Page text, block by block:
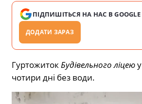
ПІДПИШІТЬСЯ НА НАС В GOOGLE
ДОДАТИ ЗАРАЗ
ГуртожитокБудівельного ліцеюу
чотири дні без води.